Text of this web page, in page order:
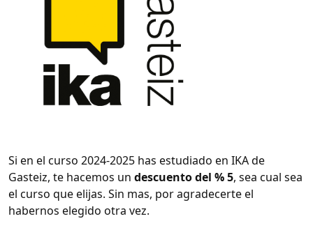
Si en el curso 2024-2025 has estudiado en IKA de
Gasteiz, te hacemos un descuento del % 5, sea cual sea
el curso que elijas. Sin mas, por agradecerte el
habernos elegido otra vez.